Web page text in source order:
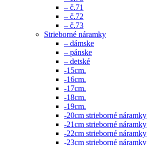
– č.71
– č.72
– č.73
Strieborné náramky
– dámske
– pánske
– detské
-15cm.
-16cm.
-17cm.
-18cm.
-19cm.
-20cm strieborné náramky
-21cm strieborné náramky
-22cm strieborné náramky
-23cm strieborné náramky